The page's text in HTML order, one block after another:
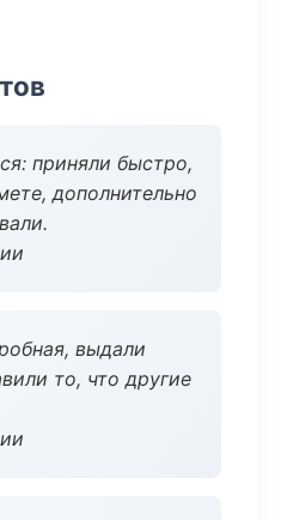
приняли быстро,
дополнительно
выдали
то, что другие